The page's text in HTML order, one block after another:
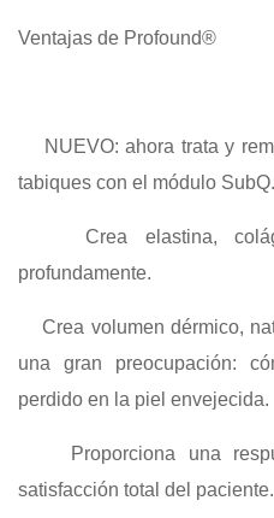
Ventajas de Profound®
NUEVO: ahora trata y
tabiques con el módulo SubQ.
Crea elastina,
profundamente.
Crea volumen dérmico,
una gran preocupación:
perdido en la piel envejecida.
Proporciona una
satisfacción total del paciente.